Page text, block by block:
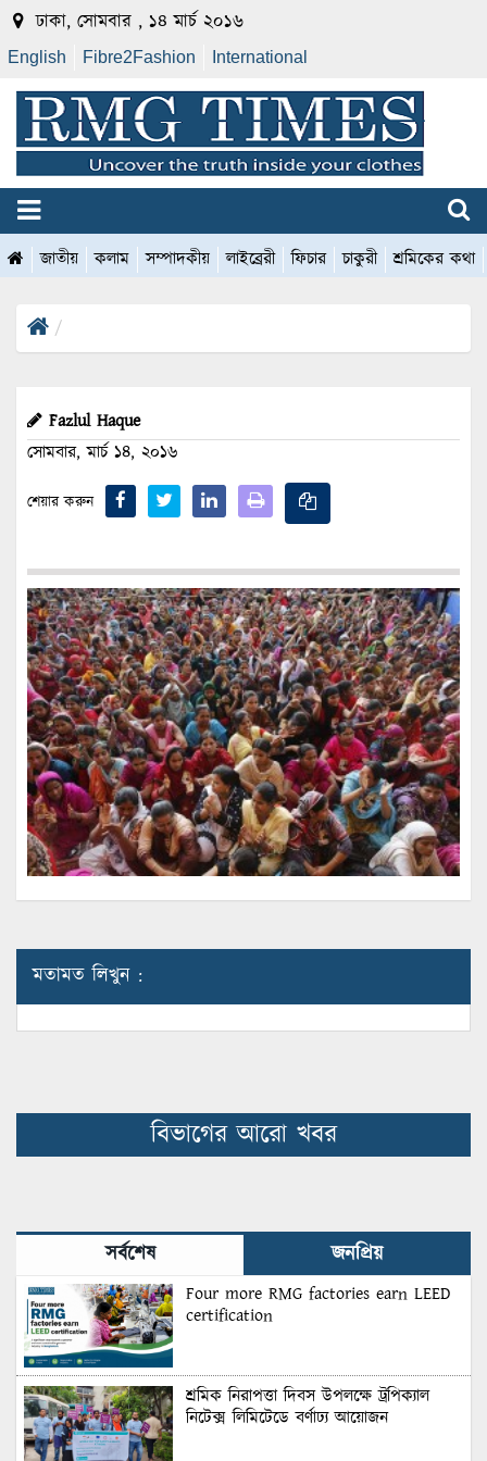
ঢাকা, সোমবার , ১৪ মার্চ ২০১৬
English Fibre2Fashion International
জাতীয় কলাম সম্পাদকীয় লাইব্রেরী ফিচার চাকুরী শ্রমিকের কথা
Fazlul Haque
সোমবার, মার্চ ১৪, ২০১৬
শেয়ার করুন
মতামত লিখুন :
বিভাগের আরো খবর
সর্বশেষ জনপ্রিয়
Four more RMG factories earn LEED
certification
শ্রমিক নিরাপত্তা দিবস উপলক্ষে ট্রপিক্যাল
নিটেক্স লিমিটেডে বর্ণাঢ্য আয়োজন